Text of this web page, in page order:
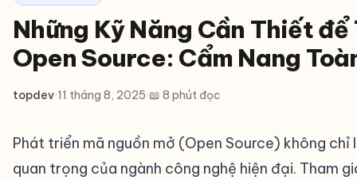
Những Kỹ Năng Cần Thiết
Open Source: Cẩm Nang
topdev·11 tháng 8, 2025·📖 8 phút đọc
Phát triển mã nguồn mở (Open Source) không
quan trọng của ngành công nghệ hiện đại. Tham